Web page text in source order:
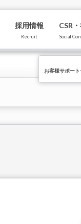
採用情報
Recruit
CSR
Social
お客様サポー